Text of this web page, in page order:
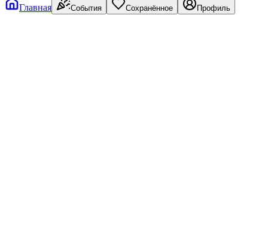
Главная События Сохранённое Профиль